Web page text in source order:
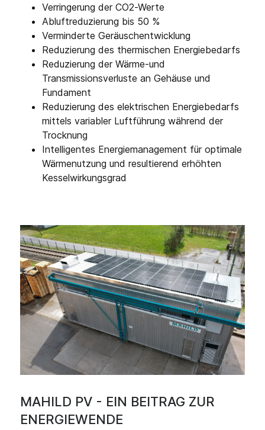
Verringerung der CO2-Werte
Abluftreduzierung bis 50 %
Verminderte Geräuschentwicklung
Reduzierung des thermischen Energiebedarfs
Reduzierung der Wärme-und
Transmissionsverluste an Gehäuse und
Fundament
Reduzierung des elektrischen Energiebedarfs
mittels variabler Luftführung während der
Trocknung
Intelligentes Energiemanagement für optimale
Wärmenutzung und resultierend erhöhten
Kesselwirkungsgrad
MAHILD PV - EIN BEITRAG ZUR
ENERGIEWENDE